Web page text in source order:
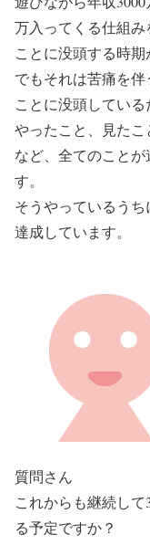
万入ってくる仕組
ことに没頭する時期
でもそれは苦痛を
ことに没頭している
やったこと、見た
など、全てのことが
す。
そうやっているう
達成しています。
質問さん
これからも継続し
る予定ですか？